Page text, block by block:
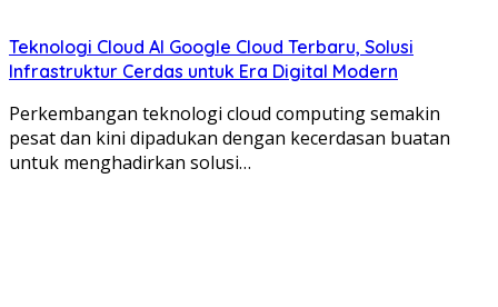
Teknologi Cloud AI Google Cloud Terbaru, Solusi
Infrastruktur Cerdas untuk Era Digital Modern
Perkembangan teknologi cloud computing semakin
pesat dan kini dipadukan dengan kecerdasan buatan
untuk menghadirkan solusi…